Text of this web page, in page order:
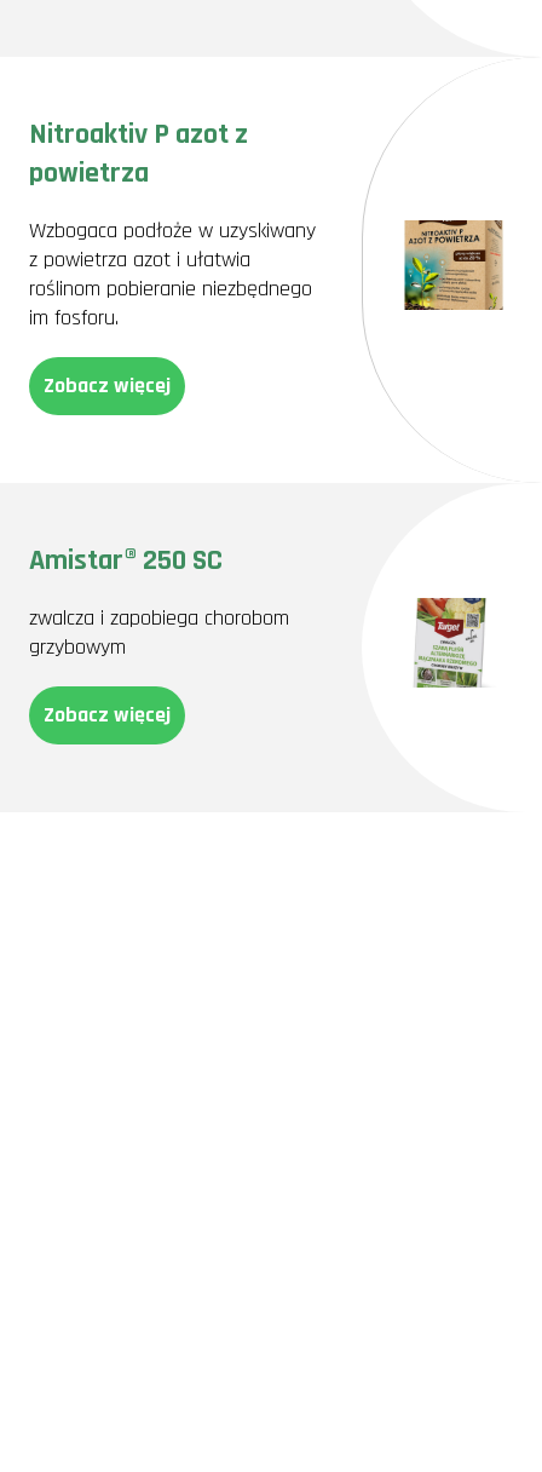
Nitroaktiv P azot z
powietrza
Wzbogaca podłoże w uzyskiwany
z powietrza azot i ułatwia
roślinom pobieranie niezbędnego
im fosforu.
Zobacz więcej
Amistar® 250 SC
zwalcza i zapobiega chorobom
grzybowym
Zobacz więcej